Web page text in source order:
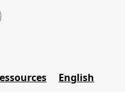
English